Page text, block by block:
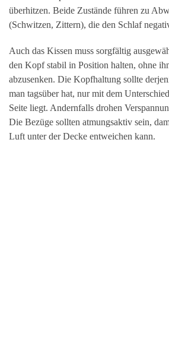
überhitzen. Beide Zustände führen zu
(Schwitzen, Zittern), die den Schlaf
Auch das Kissen muss sorgfältig
den Kopf stabil in Position halten, ohne
abzusenken. Die Kopfhaltung sollte
man tagsüber hat, nur mit dem
Seite liegt. Andernfalls drohen
Die Bezüge sollten atmungsaktiv sein,
Luft unter der Decke entweichen kann.